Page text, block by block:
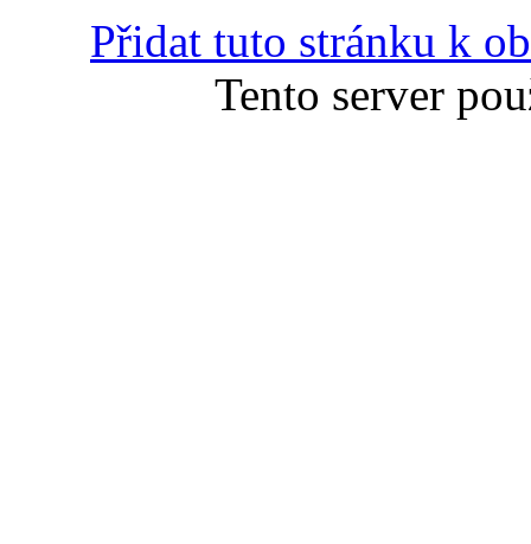
Přidat tuto stránku k
Tento server